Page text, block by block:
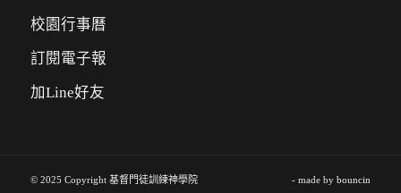
校園行事曆
訂閱電子報
加Line好友
© 2025 Copyright 基督門徒訓練神學院 - made bybouncin